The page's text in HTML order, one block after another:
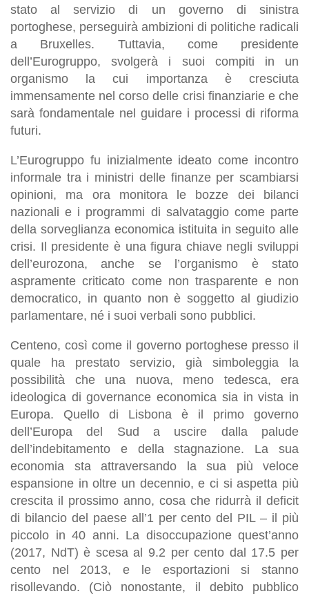
stato al servizio di un governo di sinistra
portoghese, perseguirà ambizioni di politiche radicali
a Bruxelles. Tuttavia, come presidente
dell’Eurogruppo, svolgerà i suoi compiti in un
organismo la cui importanza è cresciuta
immensamente nel corso delle crisi finanziarie e che
sarà fondamentale nel guidare i processi di riforma
futuri.
L’Eurogruppo fu inizialmente ideato come incontro
informale tra i ministri delle finanze per scambiarsi
opinioni, ma ora monitora le bozze dei bilanci
nazionali e i programmi di salvataggio come parte
della sorveglianza economica istituita in seguito alle
crisi. Il presidente è una figura chiave negli sviluppi
dell’eurozona, anche se l’organismo è stato
aspramente criticato come non trasparente e non
democratico, in quanto non è soggetto al giudizio
parlamentare, né i suoi verbali sono pubblici.
Centeno, così come il governo portoghese presso il
quale ha prestato servizio, già simboleggia la
possibilità che una nuova, meno tedesca, era
ideologica di governance economica sia in vista in
Europa. Quello di Lisbona è il primo governo
dell’Europa del Sud a uscire dalla palude
dell’indebitamento e della stagnazione. La sua
economia sta attraversando la sua più veloce
espansione in oltre un decennio, e ci si aspetta più
crescita il prossimo anno, cosa che ridurrà il deficit
di bilancio del paese all’1 per cento del PIL – il più
piccolo in 40 anni. La disoccupazione quest’anno
(2017, NdT) è scesa al 9.2 per cento dal 17.5 per
cento nel 2013, e le esportazioni si stanno
risollevando. (Ciò nonostante, il debito pubblico